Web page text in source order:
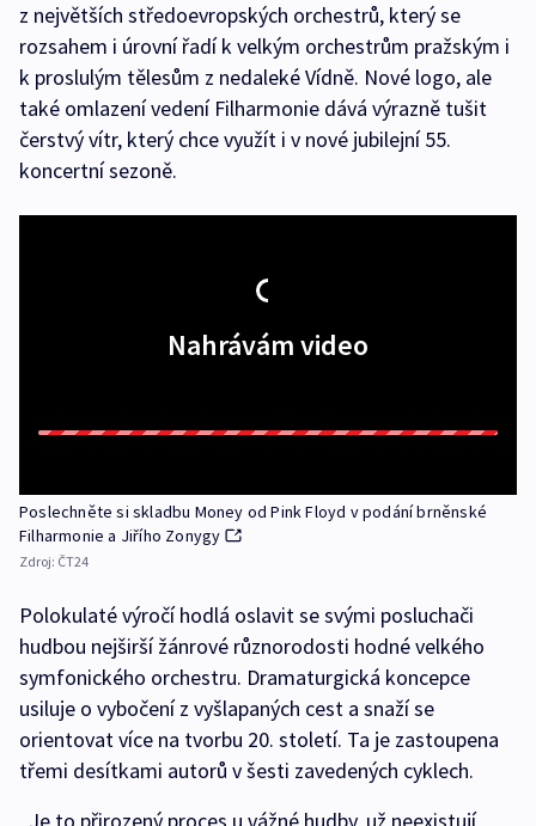
z největších středoevropských orchestrů, který se
rozsahem i úrovní řadí k velkým orchestrům pražským i
k proslulým tělesům z nedaleké Vídně. Nové logo, ale
také omlazení vedení Filharmonie dává výrazně tušit
čerstvý vítr, který chce využít i v nové jubilejní 55.
koncertní sezoně.
Nahrávám video
Poslechněte si skladbu Money od Pink Floyd v podání brněnské
Filharmonie a Jiřího Zonygy
Zdroj: ČT24
Polokulaté výročí hodlá oslavit se svými posluchači
hudbou nejširší žánrové různorodosti hodné velkého
symfonického orchestru. Dramaturgická koncepce
usiluje o vybočení z vyšlapaných cest a snaží se
orientovat více na tvorbu 20. století. Ta je zastoupena
třemi desítkami autorů v šesti zavedených cyklech.